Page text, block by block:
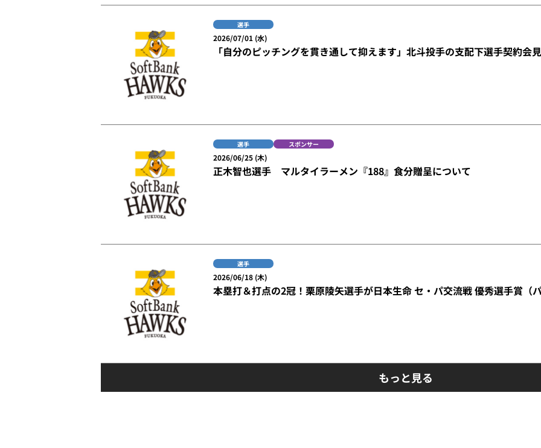
選手
2026/07/01 (水)
「自分のピッチングを貫き通して抑えます」北斗投手の支配下選手契約会見
選手 スポンサー
2026/06/25 (木)
正木智也選手 マルタイラーメン『188』食分贈呈について
選手
2026/06/18 (木)
本塁打＆打点の2冠！栗原陵矢選手が日本生命 セ・パ交流戦 優秀選手賞（
もっと見る